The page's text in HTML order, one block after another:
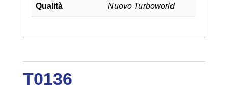
Qualità Nuovo Turboworld
T0136